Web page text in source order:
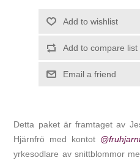
Add to wishlist
Add to compare list
Email a friend
Detta paket är framtaget av
Hjärnfrö med kontot
yrkesodlare av snittblommor